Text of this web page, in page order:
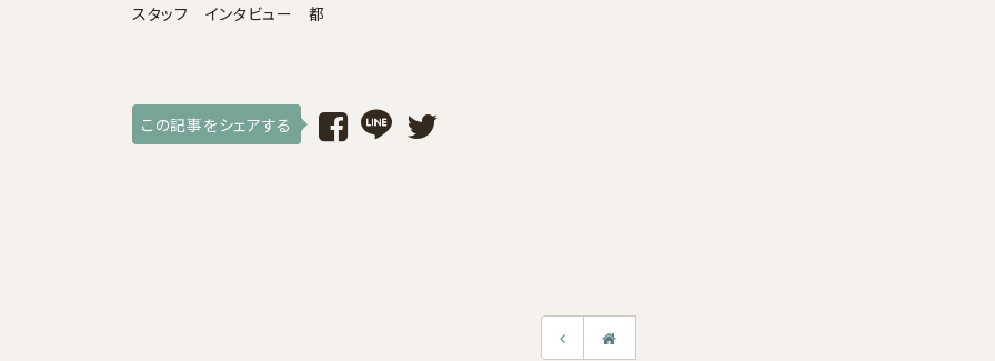
スタッフ インタビュー 都
この記事をシェアする